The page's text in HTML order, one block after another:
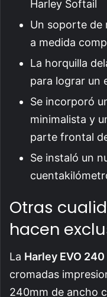
Harley Softail
Un soporte de
a medida
La horquilla
para lograr un
Se incorporó
minimalista y
parte frontal
Se instaló un
Otras
hacen
La Harley EVO 240
cromadas
240mm de ancho